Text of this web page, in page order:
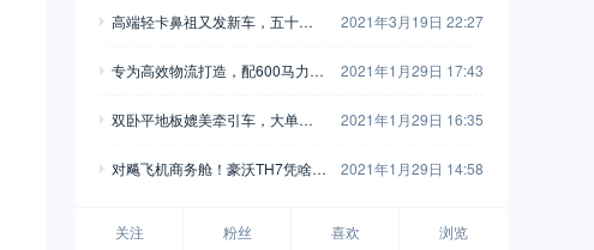
高端轻卡鼻祖又发新车，五十铃
别错过
2021年3月19日 22:27
专为高效物流打造，配600马力玉
版牵引车
2021年1月29日 17:43
双卧平地板媲美牵引车，大单桥7
2021年1月29日 16:35
对飚飞机商务舱！豪沃TH7凭啥开
2021年1月29日 14:58
关注 粉丝 喜欢 浏览